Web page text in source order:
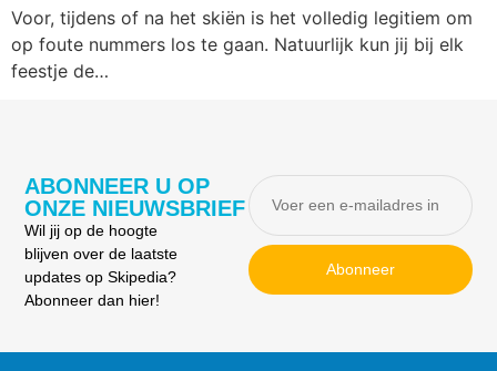
Voor, tijdens of na het skiën is het volledig legitiem om
op foute nummers los te gaan. Natuurlijk kun jij bij elk
feestje de…
ABONNEER U OP
ONZE NIEUWSBRIEF
Wil jij op de hoogte
blijven over de laatste
updates op Skipedia?
Abonneer dan hier!
Abonneer